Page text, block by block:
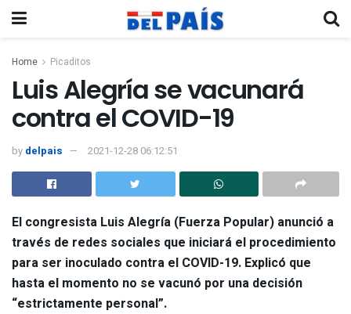
Home Picaditos
Luis Alegría se vacunará
contra el COVID-19
by delpais 2021-12-28 06:12:51
El congresista Luis Alegría (Fuerza Popular) anunció a
través de redes sociales que iniciará el procedimiento
para ser inoculado contra el COVID-19. Explicó que
hasta el momento no se vacunó por una decisión
“estrictamente personal”.